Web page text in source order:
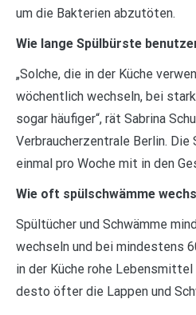
um die Bakterien abzutöten.
Wie lange Spülbürste
„Solche, die in der Küche
wöchentlich wechseln, bei
sogar häufiger“, rät Sabrina
Verbraucherzentrale Berlin. Die
einmal pro Woche mit in den
Wie oft spülschwämme
Spültücher und Schwämme
wechseln und bei mindestens
in der Küche rohe
desto öfter die Lappen und